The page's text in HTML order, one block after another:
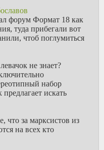
форум Формат 18 как
туда прибегали вот
чтоб поглумиться
не знает?
набор
искать
что за марксистов из
на всех кто